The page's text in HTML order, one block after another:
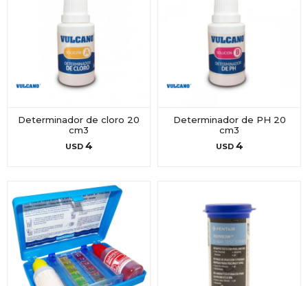
Determinador de cloro 20
cm3
USD 4
Determinador de PH 20
cm3
USD 4